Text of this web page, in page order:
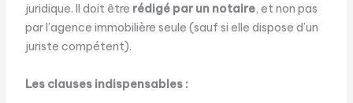
juridique. Il doit être rédigé par un notaire, et non pas
par l’agence immobilière seule (sauf si elle dispose d’un
juriste compétent).
Les clauses indispensables :